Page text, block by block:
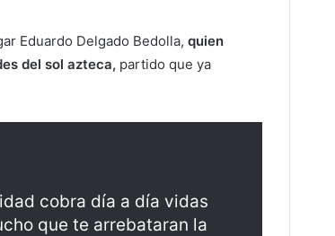
Eduardo Delgado Bedolla, quien
del sol azteca, partido que ya
cobra día a día vidas
que te arrebataran la